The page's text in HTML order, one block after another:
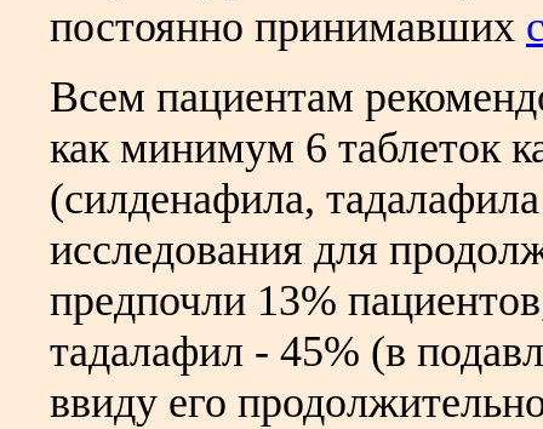
постоянно принимавших
Всем пациентам
как минимум 6 таблеток
(силденафила,
исследования для
предпочли 13%
тадалафил - 45% (в
ввиду его